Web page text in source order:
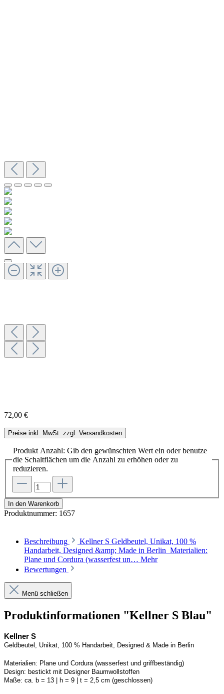
72,00 €
Preise inkl. MwSt. zzgl. Versandkosten
Produkt Anzahl: Gib den gewünschten Wert ein oder benutze
die Schaltflächen um die Anzahl zu erhöhen oder zu
reduzieren.
In den Warenkorb
Produktnummer: 1657
Beschreibung
Kellner S Geldbeutel, Unikat, 100 %
Handarbeit, Designed &amp; Made in Berlin Materialien:
Plane und Cordura (wasserfest un… Mehr
Bewertungen
Menü schließen
Produktinformationen "Kellner S Blau"
Kellner S
Geldbeutel, Unikat, 100 % Handarbeit, Designed & Made in Berlin
Materialien: Plane und Cordura (wasserfest und griffbeständig)
Design: bestickt mit Designer Baumwollstoffen
Maße: ca. b = 13 | h = 9 | t = 2,5 cm (geschlossen)